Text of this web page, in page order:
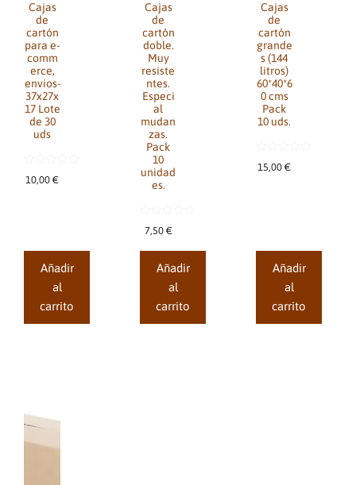
Cajas
de
cartón
para e-
comm
erce,
envios-
37x27x
17 Lote
de 30
uds
0
d
10,00€
Añadir
al
carrito
Cajas
de
cartón
doble.
Muy
resiste
ntes.
Especi
al
mudan
zas.
Pack
10
unidad
es.
0
5
7,50 €
Añadir
al
carrito
Cajas
de
cartón
grande
s (144
litros)
60*40*6
0 cms
Pack
10 uds.
0
d
15,00€
Añadir
al
carrito